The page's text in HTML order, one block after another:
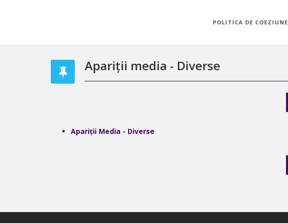
POLITICA DE COEZIUNE
Apariții media - Diverse
Apariții Media - Diverse